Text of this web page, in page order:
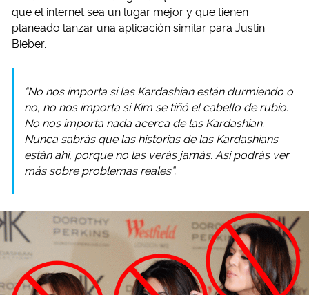
que el internet sea un lugar mejor y que tienen
planeado lanzar una aplicación similar para Justin
Bieber.
“No nos importa si las Kardashian están durmiendo o
no, no nos importa si Kim se tiñó el cabello de rubio.
No nos importa nada acerca de las Kardashian.
Nunca sabrás que las historias de las Kardashians
están ahí, porque no las verás jamás. Así podrás ver
más sobre problemas reales”.